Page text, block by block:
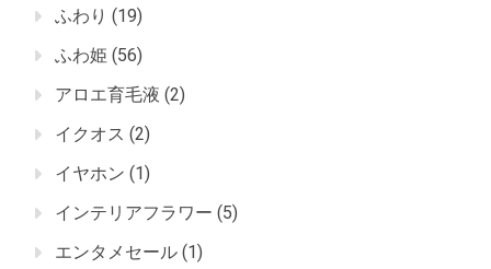
ふわり (19)
ふわ姫 (56)
アロエ育毛液 (2)
イクオス (2)
イヤホン (1)
インテリアフラワー (5)
エンタメセール (1)